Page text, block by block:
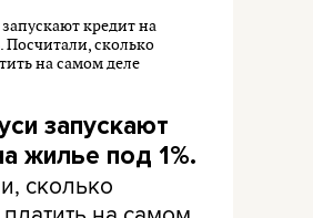
запускают
жилье под 1%.
сколько